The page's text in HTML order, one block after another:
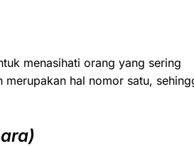
menasihati orang yang sering
hal nomor satu,